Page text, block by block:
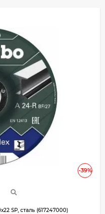
-39%
SP, сталь (617247000)